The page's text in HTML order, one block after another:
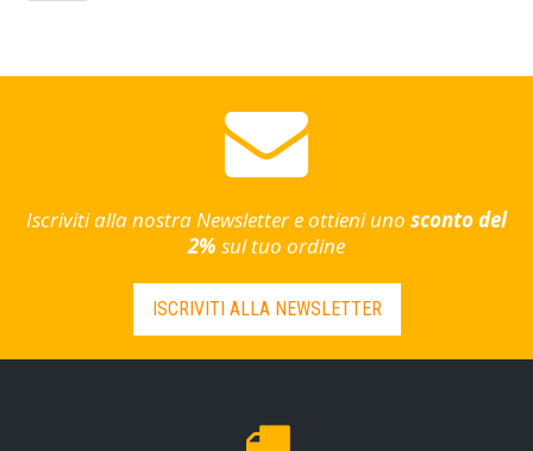
Iscriviti alla nostra Newsletter e ottieni uno sconto del
2% sul tuo ordine
ISCRIVITI ALLA NEWSLETTER